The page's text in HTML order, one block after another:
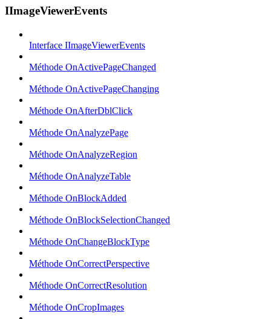
IImageViewerEvents
Interface IImageViewerEvents
Méthode OnActivePageChanged
Méthode OnActivePageChanging
Méthode OnAfterDblClick
Méthode OnAnalyzePage
Méthode OnAnalyzeRegion
Méthode OnAnalyzeTable
Méthode OnBlockAdded
Méthode OnBlockSelectionChanged
Méthode OnChangeBlockType
Méthode OnCorrectPerspective
Méthode OnCorrectResolution
Méthode OnCropImages